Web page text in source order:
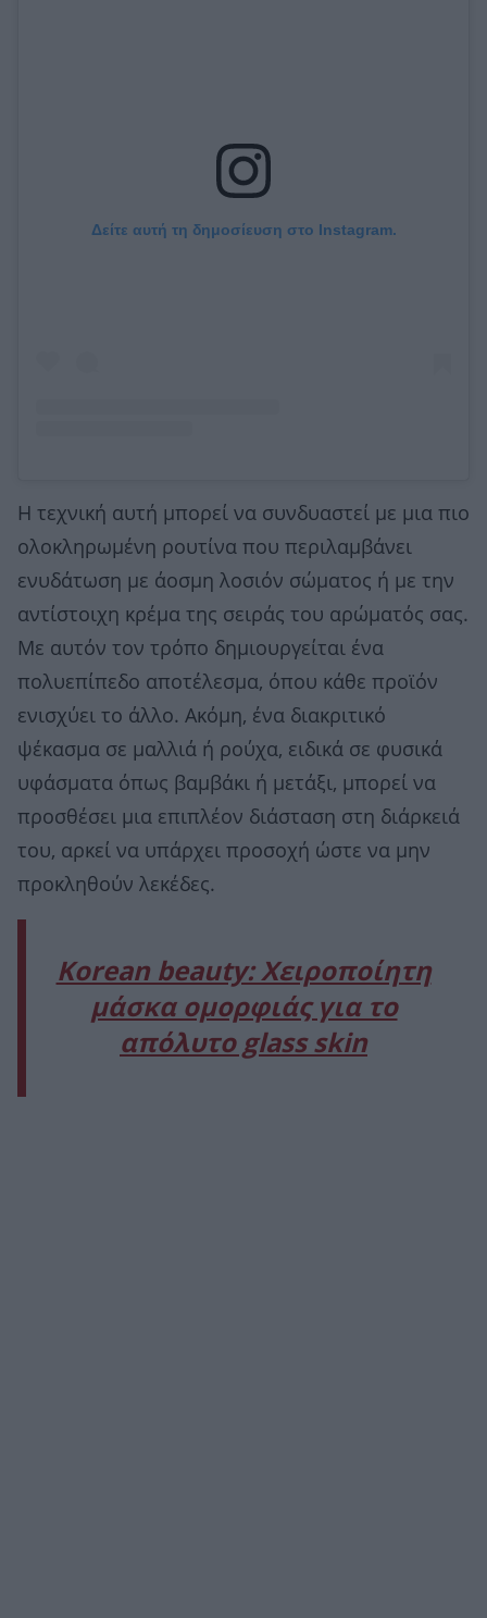
Δείτε αυτή τη δημοσίευση στο Instagram.
Η τεχνική αυτή μπορεί να συνδυαστεί με μια πιο
ολοκληρωμένη ρουτίνα που περιλαμβάνει
ενυδάτωση με άοσμη λοσιόν σώματος ή με την
αντίστοιχη κρέμα της σειράς του αρώματός σας.
Με αυτόν τον τρόπο δημιουργείται ένα
πολυεπίπεδο αποτέλεσμα, όπου κάθε προϊόν
ενισχύει το άλλο. Ακόμη, ένα διακριτικό
ψέκασμα σε μαλλιά ή ρούχα, ειδικά σε φυσικά
υφάσματα όπως βαμβάκι ή μετάξι, μπορεί να
προσθέσει μια επιπλέον διάσταση στη διάρκειά
του, αρκεί να υπάρχει προσοχή ώστε να μην
προκληθούν λεκέδες.
Korean beauty: Χειροποίητη
μάσκα ομορφιάς για το
απόλυτο glass skin